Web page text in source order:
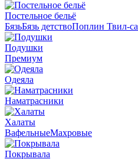
Постельное бельё
БязьБязь детствоПоплин Твил-
Подушки
Премиум
Одеяла
Наматрасники
Халаты
ВафельныеМахровые
Покрывала